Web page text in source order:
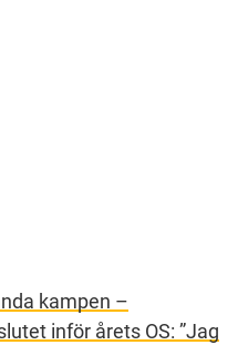
kampen –
inför årets OS: ”Jag